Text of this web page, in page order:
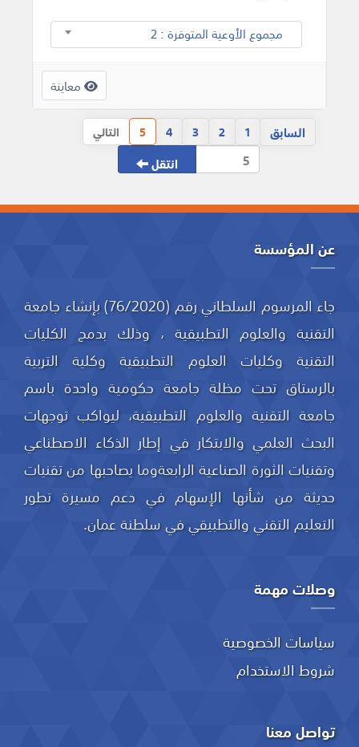
مجموع الأوعية المتوفرة : 2
معاينة
السابق 1
2
3
4
5 التالي
انتقل
عن المؤسسة
جاء المرسوم السلطاني رقم (76/2020) بإنشاء جامعة
التقنية والعلوم التطبيقية ، وذلك بدمج الكليات
التقنية وكليات العلوم التطبيقية وكلية التربية
بالرستاق تحت مظلة جامعة حكومية واحدة باسم
جامعة التقنية والعلوم التطبيقية، ليواكب توجهات
البحث العلمي والابتكار في إطار الذكاء الاصطناعي
وتقنيات الثورة الصناعية الرابعةوما يصاحبها من تقنيات
حديثة من شأنها الإسهام في دعم مسيرة تطور
التعليم التقني والتطبيقي في سلطنة عمان.
وصلات مهمة
سياسات الخصوصية
شروط الاستخدام
تواصل معنا